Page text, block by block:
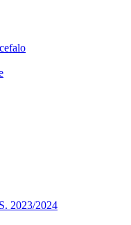
2023/2024